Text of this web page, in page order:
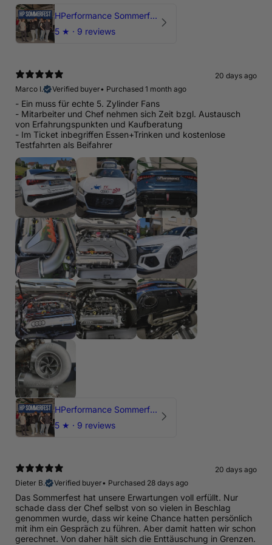
HPerformance Sommerfest 2026
5 ★ · 9 reviews
20 days ago
Marco I.
Verified buyer• Purchased 1 month ago
- Ein muss für echte 5. Zylinder Fans
- Mitarbeiter und Chef nehmen sich Zeit bzgl. Austausch
von Erfahrungspunkten und Kaufberatung
- Im Ticket inbegriffen Essen+Trinken und kostenlose
Testfahrten als Beifahrer
HPerformance Sommerfest 2026
5 ★ · 9 reviews
20 days ago
Dieter B.
Verified buyer• Purchased 28 days ago
Das Sommerfest hat unsere Erwartungen voll erfüllt. Nur
schade dass der Chef selbst von so vielen in Beschlag
genommen wurde, dass wir keine Chance hatten persönlich
mit ihm ein Gespräch zu führen. Aber damit hatten wir schon
gerechnet. Von daher hält sich die Enttäuschung in Grenzen.